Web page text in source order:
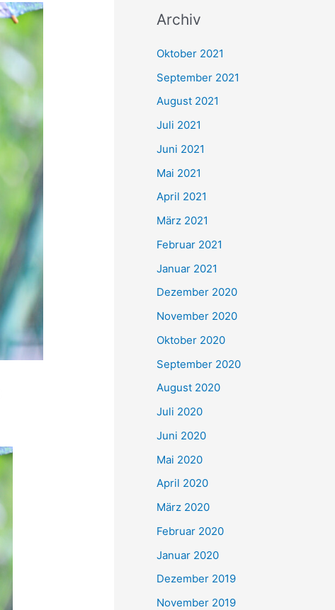
h
e
n
h
:
Archiv
Oktober 2021
September 2021
August 2021
Juli 2021
Juni 2021
Mai 2021
April 2021
März 2021
Februar 2021
Januar 2021
Dezember 2020
November 2020
Oktober 2020
September 2020
August 2020
Juli 2020
Juni 2020
Mai 2020
April 2020
März 2020
Februar 2020
Januar 2020
Dezember 2019
November 2019